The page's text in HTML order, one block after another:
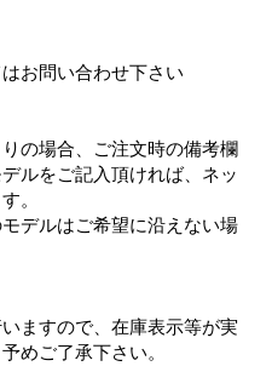
お問い合わせ下さい
の場合、ご注文時の備考欄
ルをご記入頂ければ、ネッ
。
デルはご希望に沿えない場
ますので、在庫表示等が実
めご了承下さい。